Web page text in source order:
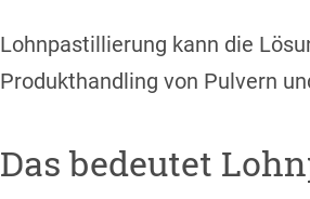
Lohnpastillierung kann die
Produkthandling von Pulvern
Das bedeutet